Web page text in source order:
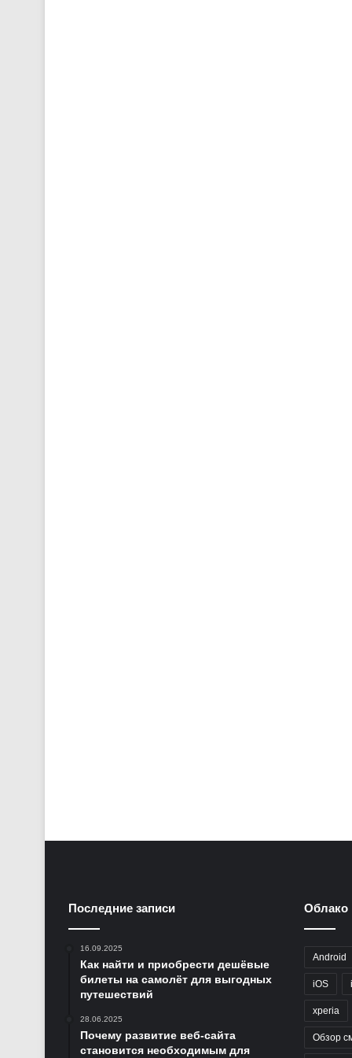
Последние записи
16.09.2025
Как найти и приобрести дешёвые
билеты на самолёт для выгодных
путешествий
28.06.2025
Почему развитие веб-сайта
становится необходимым для
Облако
Android
iOS
xperia
Обзор